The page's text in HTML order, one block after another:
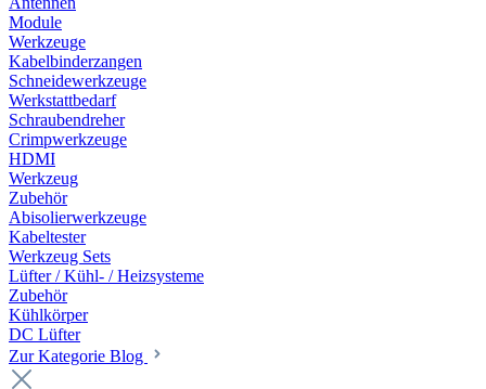
Module
Werkzeuge
Kabelbinderzangen
Schneidewerkzeuge
Werkstattbedarf
Schraubendreher
Crimpwerkzeuge
HDMI
Werkzeug
Zubehör
Abisolierwerkzeuge
Kabeltester
Werkzeug Sets
Lüfter / Kühl- / Heizsysteme
Zubehör
Kühlkörper
DC Lüfter
Zur Kategorie Blog